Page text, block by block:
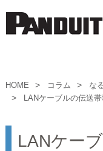
HOME コラム
な
LANケーブルの伝送
LANケー